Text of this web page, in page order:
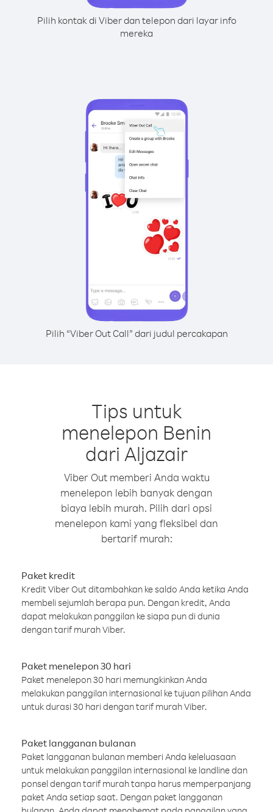
Pilih kontak di Viber dan telepon dari layar info
mereka
Pilih “Viber Out Call” dari judul percakapan
Tips untuk
menelepon Benin
dari Aljazair
Viber Out memberi Anda waktu
menelepon lebih banyak dengan
biaya lebih murah. Pilih dari opsi
menelepon kami yang fleksibel dan
bertarif murah:
Paket kredit
Kredit Viber Out ditambahkan ke saldo Anda ketika Anda
membeli sejumlah berapa pun. Dengan kredit, Anda
dapat melakukan panggilan ke siapa pun di dunia
dengan tarif murah Viber.
Paket menelepon 30 hari
Paket menelepon 30 hari memungkinkan Anda
melakukan panggilan internasional ke tujuan pilihan Anda
untuk durasi 30 hari dengan tarif murah Viber.
Paket langganan bulanan
Paket langganan bulanan memberi Anda keleluasaan
untuk melakukan panggilan internasional ke landline dan
ponsel dengan tarif murah tanpa harus memperpanjang
paket Anda setiap saat. Dengan paket langganan